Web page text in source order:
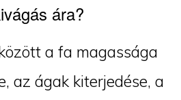
ára?
a fa magassága
az ágak kiterjedése, a